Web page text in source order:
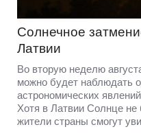
Солнечное
Латвии
Во вторую неделю
можно будет наблюдать
астрономических
Хотя в Латвии Солнце не
жители страны смогут